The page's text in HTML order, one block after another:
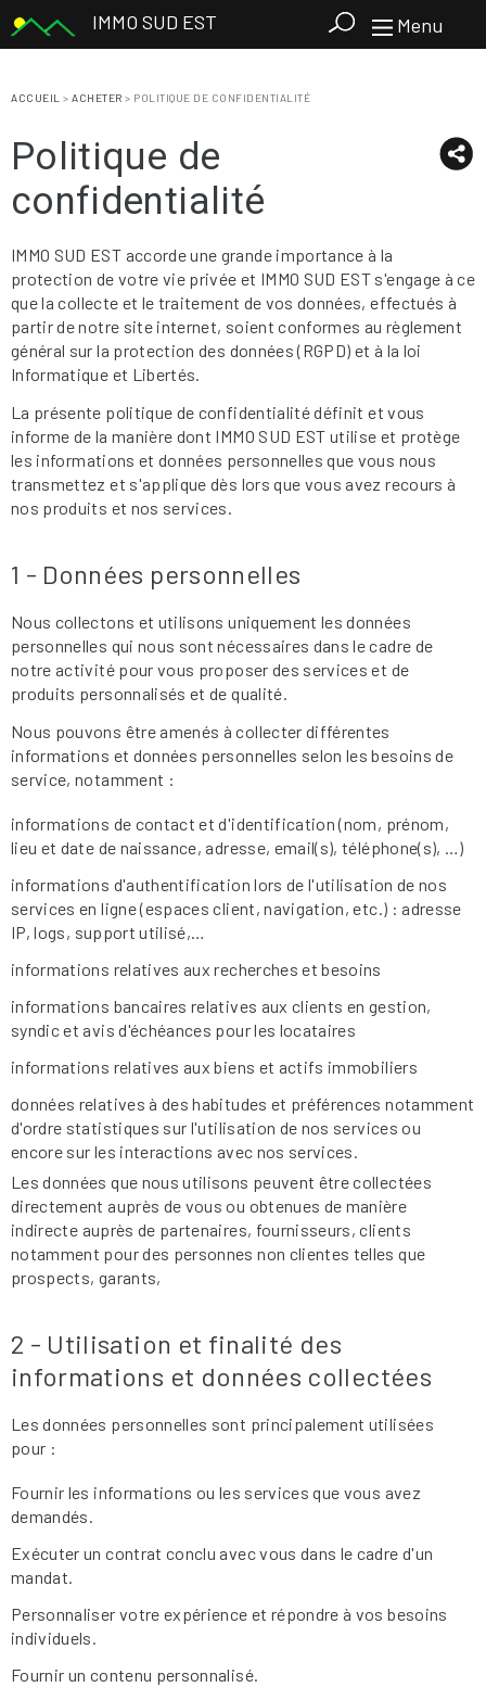
IMMO SUD EST Menu
ACCUEIL > ACHETER > POLITIQUE DE CONFIDENTIALITÉ
Politique de
confidentialité
IMMO SUD EST accorde une grande importance à la
protection de votre vie privée et IMMO SUD EST s'engage à ce
que la collecte et le traitement de vos données, effectués à
partir de notre site internet, soient conformes au règlement
général sur la protection des données (RGPD) et à la loi
Informatique et Libertés.
La présente politique de confidentialité définit et vous
informe de la manière dont IMMO SUD EST utilise et protège
les informations et données personnelles que vous nous
transmettez et s'applique dès lors que vous avez recours à
nos produits et nos services.
1 - Données personnelles
Nous collectons et utilisons uniquement les données
personnelles qui nous sont nécessaires dans le cadre de
notre activité pour vous proposer des services et de
produits personnalisés et de qualité.
Nous pouvons être amenés à collecter différentes
informations et données personnelles selon les besoins de
service, notamment :
informations de contact et d'identification (nom, prénom,
lieu et date de naissance, adresse, email(s), téléphone(s), …)
informations d'authentification lors de l'utilisation de nos
services en ligne (espaces client, navigation, etc.) : adresse
IP, logs, support utilisé,…
informations relatives aux recherches et besoins
informations bancaires relatives aux clients en gestion,
syndic et avis d'échéances pour les locataires
informations relatives aux biens et actifs immobiliers
données relatives à des habitudes et préférences notamment
d'ordre statistiques sur l'utilisation de nos services ou
encore sur les interactions avec nos services.
Les données que nous utilisons peuvent être collectées
directement auprès de vous ou obtenues de manière
indirecte auprès de partenaires, fournisseurs, clients
notamment pour des personnes non clientes telles que
prospects, garants,
2 - Utilisation et finalité des
informations et données collectées
Les données personnelles sont principalement utilisées
pour :
Fournir les informations ou les services que vous avez
demandés.
Exécuter un contrat conclu avec vous dans le cadre d'un
mandat.
Personnaliser votre expérience et répondre à vos besoins
individuels.
Fournir un contenu personnalisé.